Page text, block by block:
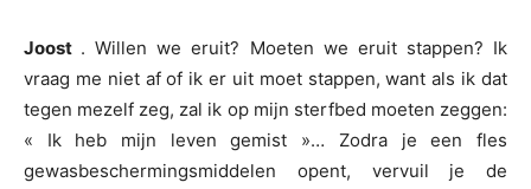
Joost . Willen we eruit? Moeten we eruit stappen? Ik
vraag me niet af of ik er uit moet stappen, want als ik dat
tegen mezelf zeg, zal ik op mijn sterfbed moeten zeggen:
« Ik heb mijn leven gemist »… Zodra je een fles
gewasbeschermingsmiddelen opent, vervuil je de